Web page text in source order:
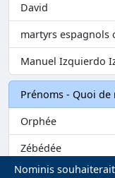
David
martyrs espagnols
Manuel Izquierdo
Prénoms - Quoi de
Orphée
Zébédée
Melvil
Nominis